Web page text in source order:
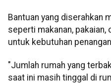
Bantuan yang diserahkan
seperti makanan, pakaian,
untuk kebutuhan
"Jumlah rumah yang
saat ini masih tinggal di